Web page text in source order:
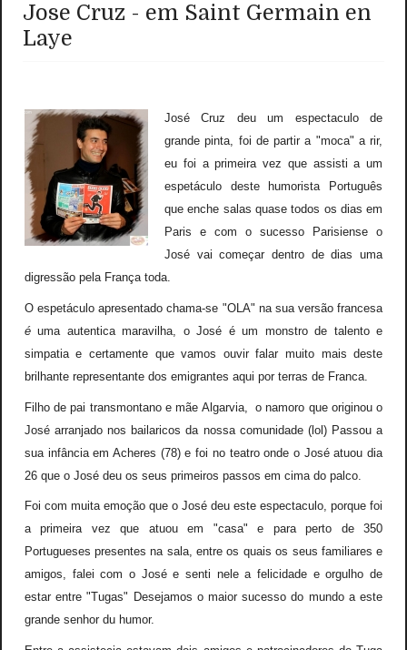
Jose Cruz - em Saint Germain en
Laye
José Cruz deu um espectaculo de
grande pinta, foi de partir a "moca" a rir,
eu foi a primeira vez que assisti a um
espetáculo deste humorista Português
que enche salas quase todos os dias em
Paris e com o sucesso Parisiense o
José vai começar dentro de dias uma
digressão pela França toda.
O espetáculo apresentado chama-se "OLA" na sua versão francesa
éuma autentica maravilha, o José éum monstro de talento e
simpatia e certamente que vamos ouvir falar muito mais deste
brilhante representante dos emigrantes aqui por terras de Franca.
Filho de pai transmontano e mãe Algarvia, o namoro que originou o
José arranjado nos bailaricos da nossa comunidade (lol) Passou a
sua infância em Acheres (78) e foi no teatro onde o José atuou dia
26 que o José deu os seus primeiros passos em cima do palco.
Foi com muita emoção que o José deu este espectaculo, porque foi
a primeira vez que atuou em "casa" e para perto de 350
Portugueses presentes na sala, entre os quais os seus familiares e
amigos, falei com o José e senti nele a felicidade e orgulho de
estar entre "Tugas" Desejamos o maior sucesso do mundo a este
grande senhor du humor.